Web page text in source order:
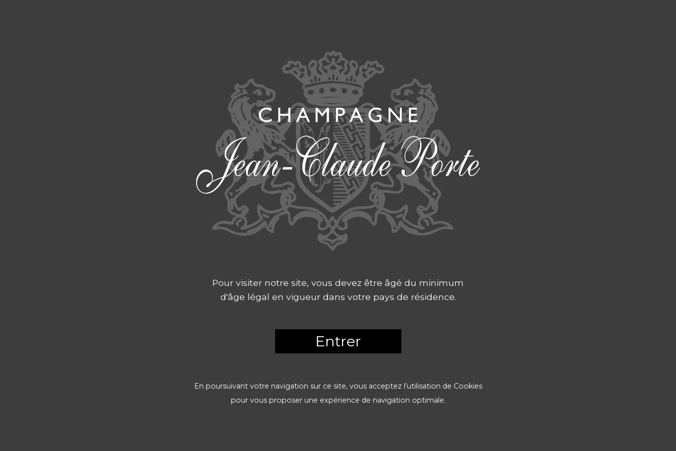
Pour visiter notre site, vous devez être âgé du minimum
d'âge légal en vigueur dans votre pays de résidence.
Entrer
En poursuivant votre navigation sur ce site, vous acceptez l’utilisation de Cookies
pour vous proposer une expérience de navigation optimale.